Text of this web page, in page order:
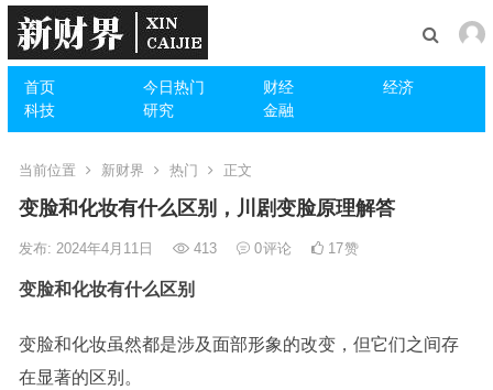
首页 今日热门 财经
经济
科技
研究 金融
当前位置 新财界 热门 正文
变脸和化妆有什么区别，川剧变脸原理解答
发布: 2024年4月11日 413 0评论 17赞
变脸和化妆有什么区别
变脸和化妆虽然都是涉及面部形象的改变，但它们之间存
在显著的区别。